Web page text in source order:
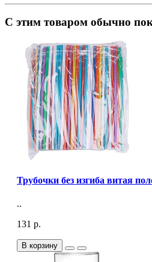
С этим товаром обычно
Трубочки без изгиба витая
..
131 р.
В корзину